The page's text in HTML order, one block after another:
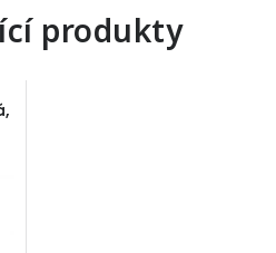
produkty